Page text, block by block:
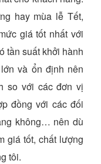
hay mùa lễ Tết,
giá tốt nhất với
tần suất khởi hành
và ổn định nên
so với các đơn vị
đồng với các đối
không… nên dù
giá tốt, chất lượng
tôi.